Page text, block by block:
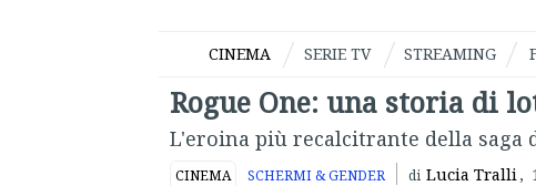
CINEMA SERIE TV STREAMING
Rogue One: una storia di
L'eroina più recalcitrante della saga
CINEMA SCHERMI & GENDER di Lucia Tralli,